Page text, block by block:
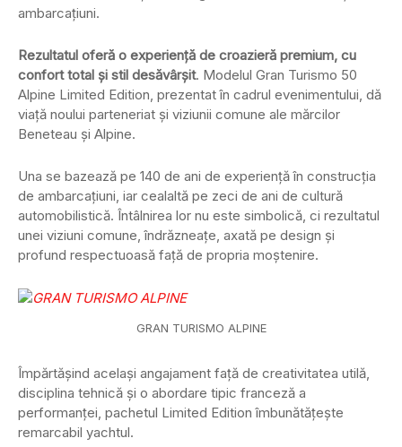
ambarcațiuni.
Rezultatul oferă o experiență de croazieră premium, cu
confort total și stil desăvârșit. Modelul Gran Turismo 50
Alpine Limited Edition, prezentat în cadrul evenimentului, dă
viață noului parteneriat și viziunii comune ale mărcilor
Beneteau și Alpine.
Una se bazează pe 140 de ani de experiență în construcția
de ambarcațiuni, iar cealaltă pe zeci de ani de cultură
automobilistică. Întâlnirea lor nu este simbolică, ci rezultatul
unei viziuni comune, îndrăzneațe, axată pe design și
profund respectuoasă față de propria moștenire.
GRAN TURISMO ALPINE
Împărtășind același angajament față de creativitatea utilă,
disciplina tehnică și o abordare tipic franceză a
performanței, pachetul Limited Edition îmbunătățește
remarcabil yachtul.